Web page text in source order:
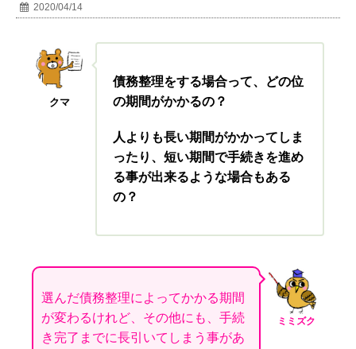
2020/04/14
クマ
債務整理をする場合って、どの位
の期間がかかるの？
人よりも長い期間がかかってしま
ったり、短い期間で手続きを進め
る事が出来るような場合もある
の？
ミミズク
選んだ債務整理によってかかる期間
が変わるけれど、その他にも、手続
き完了までに長引いてしまう事があ